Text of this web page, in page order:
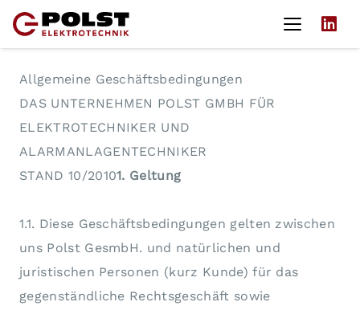
Allgemeine Geschäftsbedingungen
DAS UNTERNEHMEN POLST GMBH FÜR
ELEKTROTECHNIKER UND
ALARMANLAGENTECHNIKER
STAND 10/2010‍1. Geltung
1.1. Diese Geschäftsbedingungen gelten zwischen
uns Polst GesmbH. und natürlichen und
juristischen Personen (kurz Kunde) für das
gegenständliche Rechtsgeschäft sowie